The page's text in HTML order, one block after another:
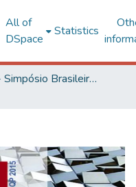
All of
DSpace
Statistics
SBQP - Simpósio Brasileiro de Qualidade do Projeto no Ambiente Construído